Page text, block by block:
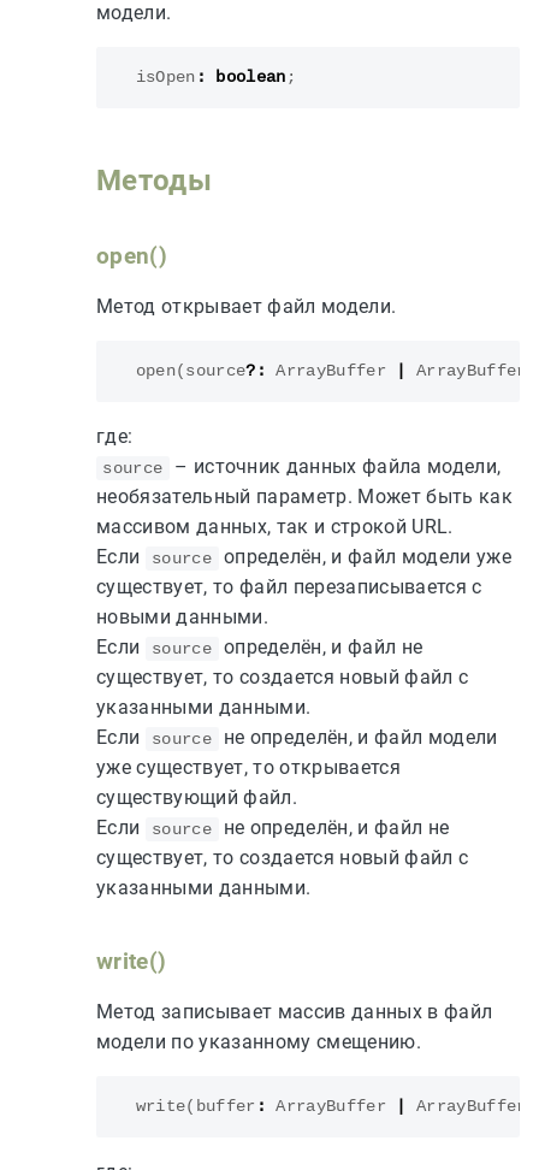
модели.
isOpen : boolean ;
Методы
open()
Метод открывает файл модели.
open( source?: ArrayBuffer
где:
source
– источник данных файла модели,
необязательный параметр. Может быть как
массивом данных, так и строкой URL.
Если
source
определён, и файл модели уже
существует, то файл перезаписывается с
новыми данными.
Если
source
определён, и файл не
существует, то создается новый файл с
указанными данными.
Если
source
не определён, и файл модели
уже существует, то открывается
существующий файл.
Если
source
не определён, и файл не
существует, то создается новый файл с
указанными данными.
write()
Метод записывает массив данных в файл
модели по указанному смещению.
write( buffer : ArrayBuffer